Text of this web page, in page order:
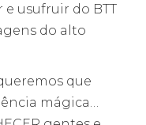
e usufruir do BTT
do alto
que
mágica…